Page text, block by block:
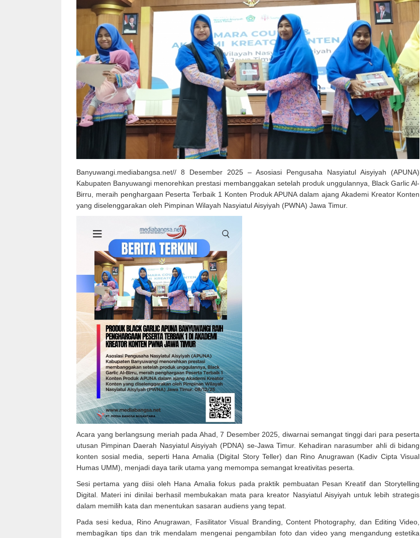
Banyuwangi.mediabangsa.net// 8 Desember 2025 – Asosiasi Pengusaha Nasyiatul Aisyiyah (APUNA)
Kabupaten Banyuwangi menorehkan prestasi membanggakan setelah produk unggulannya, Black Garlic Al-
Birru, meraih penghargaan Peserta Terbaik 1 Konten Produk APUNA dalam ajang Akademi Kreator Konten
yang diselenggarakan oleh Pimpinan Wilayah Nasyiatul Aisyiyah (PWNA) Jawa Timur.
Acara yang berlangsung meriah pada Ahad, 7 Desember 2025, diwarnai semangat tinggi dari para peserta
utusan Pimpinan Daerah Nasyiatul Aisyiyah (PDNA) se-Jawa Timur. Kehadiran narasumber ahli di bidang
konten sosial media, seperti Hana Amalia (Digital Story Teller) dan Rino Anugrawan (Kadiv Cipta Visual
Humas UMM), menjadi daya tarik utama yang memompa semangat kreativitas peserta.
Sesi pertama yang diisi oleh Hana Amalia fokus pada praktik pembuatan Pesan Kreatif dan Storytelling
Digital. Materi ini dinilai berhasil membukakan mata para kreator Nasyiatul Aisyiyah untuk lebih strategis
dalam memilih kata dan menentukan sasaran audiens yang tepat.
Pada sesi kedua, Rino Anugrawan, Fasilitator Visual Branding, Content Photography, dan Editing Video,
membagikan tips dan trik mendalam mengenai pengambilan foto dan video yang mengandung estetika